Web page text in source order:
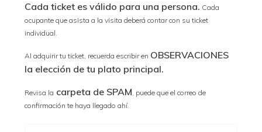
Cada ticket es válido para una persona. Cada
ocupante que asista a la visita deberá contar con su ticket
individual.
Al adquirir tu ticket, recuerda escribir en OBSERVACIONES
la elección de tu plato principal.
Revisa la carpeta de SPAM, puede que el correo de
confirmación te haya llegado ahí.